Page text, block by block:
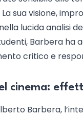
sua visione,
lucida analisi
Barbera
critico e
cinema:
Barbera,